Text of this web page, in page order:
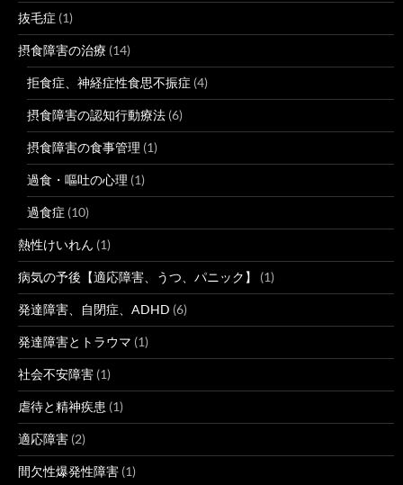
抜毛症 (1)
摂食障害の治療 (14)
拒食症、神経症性食思不振症 (4)
摂食障害の認知行動療法 (6)
摂食障害の食事管理 (1)
過食・嘔吐の心理 (1)
過食症 (10)
熱性けいれん (1)
病気の予後【適応障害、うつ、パニック】 (1)
発達障害、自閉症、ADHD (6)
発達障害とトラウマ (1)
社会不安障害 (1)
虐待と精神疾患 (1)
適応障害 (2)
間欠性爆発性障害 (1)